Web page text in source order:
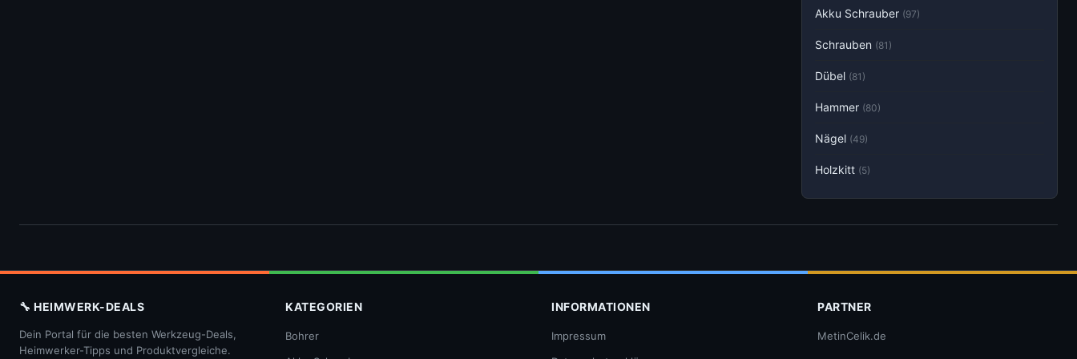
Akku Schrauber (97)
Schrauben (81)
Dübel (81)
Hammer (80)
Nägel (49)
Holzkitt (5)
🔧 HEIMWERK-DEALS
Dein Portal für die besten Werkzeug-Deals,
Heimwerker-Tipps und Produktvergleiche.
KATEGORIEN
Bohrer
INFORMATIONEN
Impressum
PARTNER
MetinCelik.de